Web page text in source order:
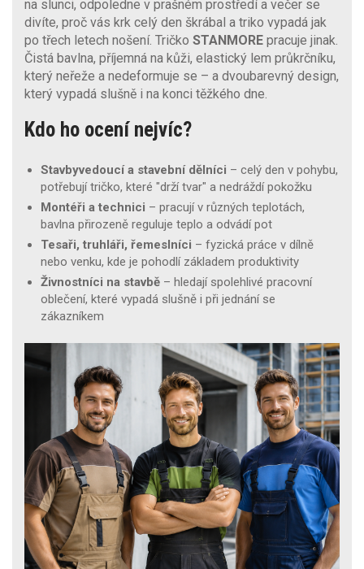
na slunci, odpoledne v prašném prostředí a večer se
divíte, proč vás krk celý den škrábal a triko vypadá jak
po třech letech nošení. Tričko STANMORE pracuje jinak.
Čistá bavlna, příjemná na kůži, elastický lem průkrčníku,
který neřeže a nedeformuje se – a dvoubarevný design,
který vypadá slušně i na konci těžkého dne.
Kdo ho ocení nejvíc?
Stavbyvedoucí a stavební dělníci – celý den v pohybu,
potřebují tričko, které "drží tvar" a nedráždí pokožku
Montéři a technici – pracují v různých teplotách,
bavlna přirozeně reguluje teplo a odvádí pot
Tesaři, truhláři, řemeslníci – fyzická práce v dílně
nebo venku, kde je pohodlí základem produktivity
Živnostníci na stavbě – hledají spolehlivé pracovní
oblečení, které vypadá slušně i při jednání se
zákazníkem